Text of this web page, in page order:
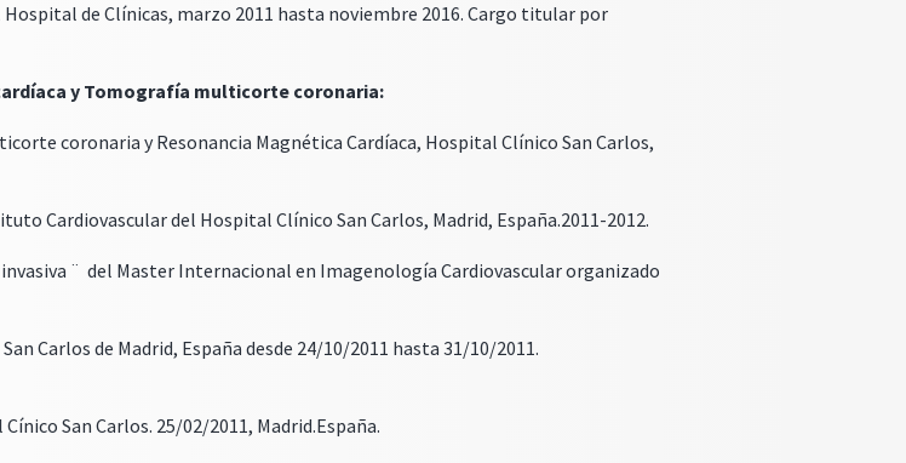
de Clínicas, marzo 2011 hasta noviembre 2016. Cargo titular por
y Tomografía multicorte coronaria:
coronaria y Resonancia Magnética Cardíaca, Hospital Clínico San Carlos,
Cardiovascular del Hospital Clínico San Carlos, Madrid, España.2011-2012.
¨ del Master Internacional en Imagenología Cardiovascular organizado
Carlos de Madrid, España desde 24/10/2011 hasta 31/10/2011.
San Carlos. 25/02/2011, Madrid.España.